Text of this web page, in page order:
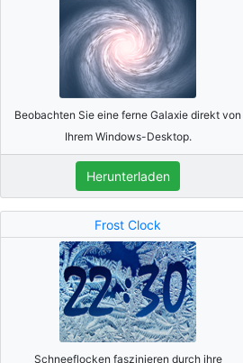
Beobachten Sie eine ferne Galaxie direkt von
Ihrem Windows-Desktop.
Herunterladen
Frost Clock
Schneeflocken faszinieren durch ihre